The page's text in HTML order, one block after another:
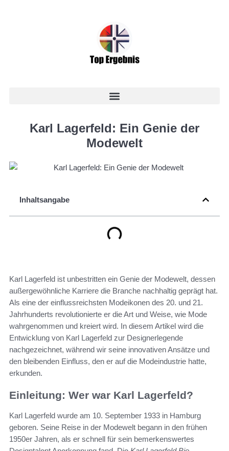
Karl Lagerfeld: Ein Genie der
Modewelt
Inhaltsangabe
Karl Lagerfeld ist unbestritten ein Genie der Modewelt, dessen
außergewöhnliche Karriere die Branche nachhaltig geprägt hat.
Als eine der einflussreichsten Modeikonen des 20. und 21.
Jahrhunderts revolutionierte er die Art und Weise, wie Mode
wahrgenommen und kreiert wird. In diesem Artikel wird die
Entwicklung von Karl Lagerfeld zur Designerlegende
nachgezeichnet, während wir seine innovativen Ansätze und
den bleibenden Einfluss, den er auf die Modeindustrie hatte,
erkunden.
Einleitung: Wer war Karl Lagerfeld?
Karl Lagerfeld wurde am 10. September 1933 in Hamburg
geboren. Seine Reise in der Modewelt begann in den frühen
1950er Jahren, als er schnell für sein bemerkenswertes